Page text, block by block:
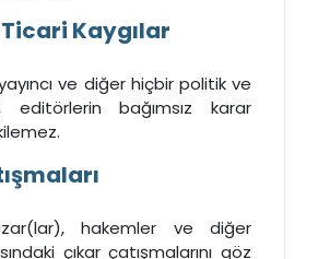
Kaygılar
ve diğer hiçbir politik ve
editörlerin bağımsız karar
hakemler ve diğer
çıkar çatışmalarını göz